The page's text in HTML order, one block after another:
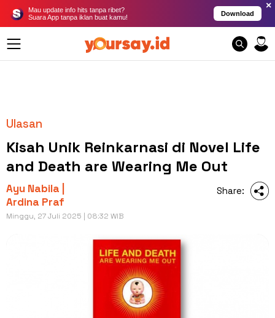
Mau update info hits tanpa ribet?
Suara App tanpa iklan buat kamu!
Download
×
Ulasan
Kisah Unik Reinkarnasi di Novel Life
and Death are Wearing Me Out
Ayu Nabila |
Ardina Praf
Minggu, 27 Juli 2025 | 08:32 WIB
Share: